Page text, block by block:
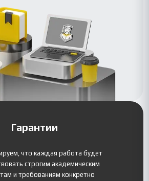
Гарантии
что каждая работа будет
строгим академическим
и требованиям конкретно